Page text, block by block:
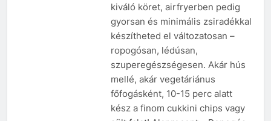
kiváló köret, airfryerben pedig
gyorsan és minimális zsiradékkal
készítheted el változatosan –
ropogósan, lédúsan,
szuperegészségesen. Akár hús
mellé, akár vegetáriánus
főfogásként, 10-15 perc alatt
kész a finom cukkini chips vagy